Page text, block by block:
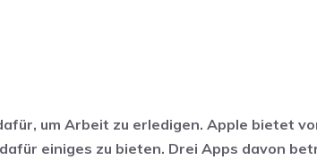
um Arbeit zu erledigen. Apple bietet
einiges zu bieten. Drei Apps davon